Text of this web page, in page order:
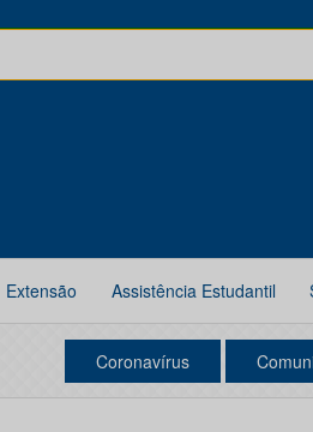
Extensão Assistência Estudantil
Coronavírus